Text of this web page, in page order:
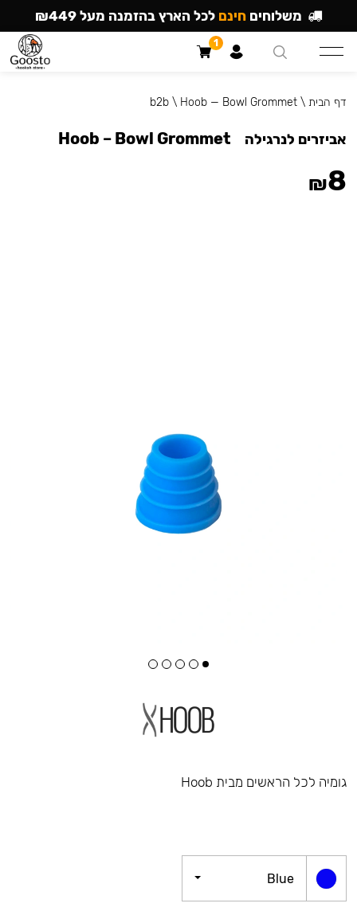
גומיה לכל הראשים מבית Hoob
Blue
דף הבית \
b2b\ Hoob — Bowl Grommet
אביזרים לנרגילה Hoob – Bowl Grommet
₪8
משלוחים חינם לכל הארץ בהזמנה מעל ₪449
1